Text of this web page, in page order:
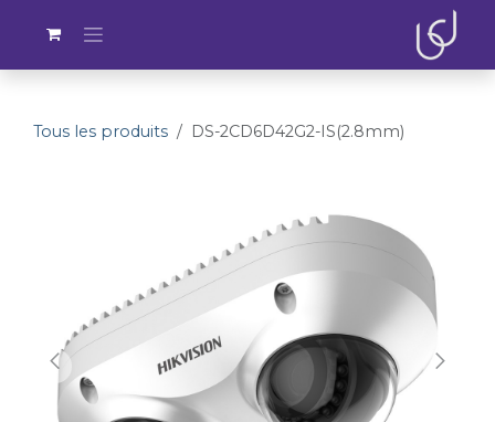
Tous les produits DS-2CD6D42G2-IS(2.8mm)